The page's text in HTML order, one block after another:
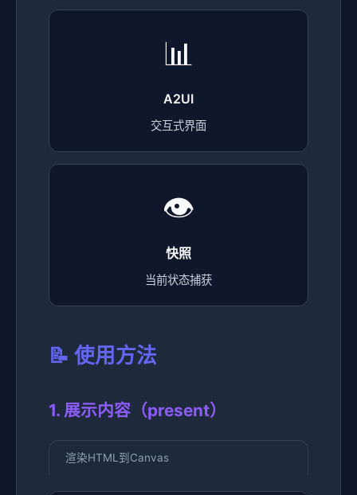
📊
A2UI
交互式界面
👁️
快照
当前状态捕获
📝 使用方法
1. 展示内容（present）
渲染HTML到Canvas